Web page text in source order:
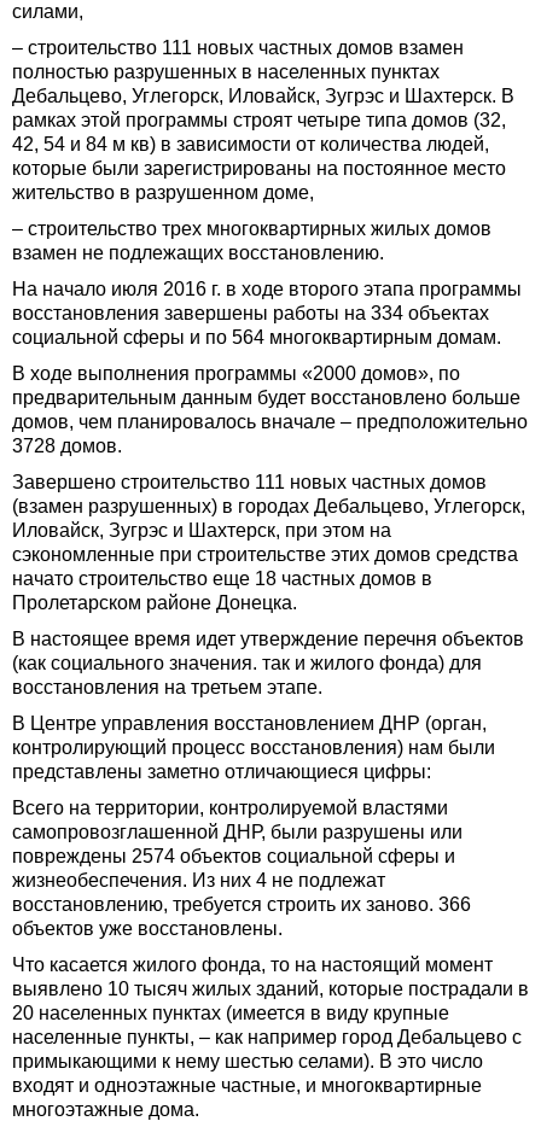
силами,
– строительство 111 новых частных домов взамен
полностью разрушенных в населенных пунктах
Дебальцево, Углегорск, Иловайск, Зугрэс и Шахтерск. В
рамках этой программы строят четыре типа домов (32,
42, 54 и 84 м кв) в зависимости от количества людей,
которые были зарегистрированы на постоянное место
жительство в разрушенном доме,
– строительство трех многоквартирных жилых домов
взамен не подлежащих восстановлению.
На начало июля 2016 г. в ходе второго этапа программы
восстановления завершены работы на 334 объектах
социальной сферы и по 564 многоквартирным домам.
В ходе выполнения программы «2000 домов», по
предварительным данным будет восстановлено больше
домов, чем планировалось вначале – предположительно
3728 домов.
Завершено строительство 111 новых частных домов
(взамен разрушенных) в городах Дебальцево, Углегорск,
Иловайск, Зугрэс и Шахтерск, при этом на
сэкономленные при строительстве этих домов средства
начато строительство еще 18 частных домов в
Пролетарском районе Донецка.
В настоящее время идет утверждение перечня объектов
(как социального значения. так и жилого фонда) для
восстановления на третьем этапе.
В Центре управления восстановлением ДНР (орган,
контролирующий процесс восстановления) нам были
представлены заметно отличающиеся цифры:
Всего на территории, контролируемой властями
самопровозглашенной ДНР, были разрушены или
повреждены 2574 объектов социальной сферы и
жизнеобеспечения. Из них 4 не подлежат
восстановлению, требуется строить их заново. 366
объектов уже восстановлены.
Что касается жилого фонда, то на настоящий момент
выявлено 10 тысяч жилых зданий, которые пострадали в
20 населенных пунктах (имеется в виду крупные
населенные пункты, – как например город Дебальцево с
примыкающими к нему шестью селами). В это число
входят и одноэтажные частные, и многоквартирные
многоэтажные дома.